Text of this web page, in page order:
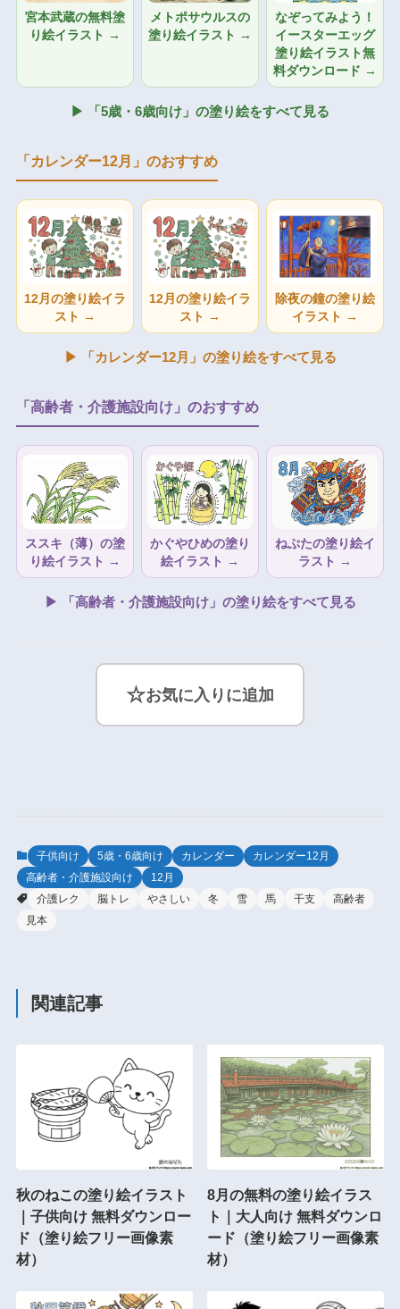
宮本武蔵の無料塗
り絵イラスト →
メトポサウルスの
塗り絵イラスト →
なぞってみよう！
イースターエッグ
塗り絵イラスト無
料ダウンロード →
▶ 「5歳・6歳向け」の塗り絵をすべて見る
「カレンダー12月」のおすすめ
12月の塗り絵イラ
スト →
12月の塗り絵イラ
スト →
除夜の鐘の塗り絵
イラスト →
▶ 「カレンダー12月」の塗り絵をすべて見る
「高齢者・介護施設向け」のおすすめ
ススキ（薄）の塗
り絵イラスト →
かぐやひめの塗り
絵イラスト →
ねぷたの塗り絵イ
ラスト →
▶ 「高齢者・介護施設向け」の塗り絵をすべて見る
☆お気に入りに追加
子供向け 5歳・6歳向け カレンダー
カレンダー12月
高齢者・介護施設向け
12月
介護レク
脳トレ やさしい 冬 雪 馬 干支
高齢者
見本
関連記事
秋のねこの塗り絵イラスト
｜子供向け 無料ダウンロー
ド（塗り絵フリー画像素
材）
8月の無料の塗り絵イラス
ト｜大人向け 無料ダウンロ
ード（塗り絵フリー画像素
材）